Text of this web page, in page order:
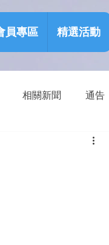
員專區 精選活動
相關新聞 通告